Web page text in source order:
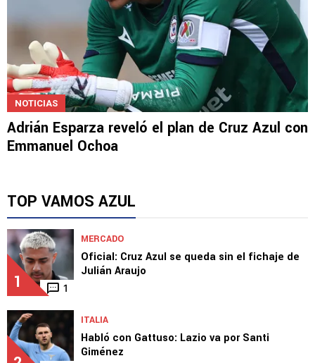
NOTICIAS
Adrián Esparza reveló el plan de Cruz Azul con
Emmanuel Ochoa
TOP VAMOS AZUL
1 1
MERCADO
Oficial: Cruz Azul se queda sin el fichaje de
Julián Araujo
ITALIA
Habló con Gattuso: Lazio va por Santi
Giménez